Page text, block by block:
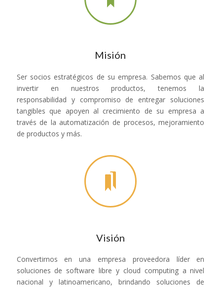
Misión
Ser socios estratégicos de su empresa. Sabemos que al
invertir en nuestros productos, tenemos la
responsabilidad y compromiso de entregar soluciones
tangibles que apoyen al crecimiento de su empresa a
través de la automatización de procesos, mejoramiento
de productos y más.
Visión
Convertirnos en una empresa proveedora líder en
soluciones de software libre y cloud computing a nivel
nacional y latinoamericano, brindando soluciones de